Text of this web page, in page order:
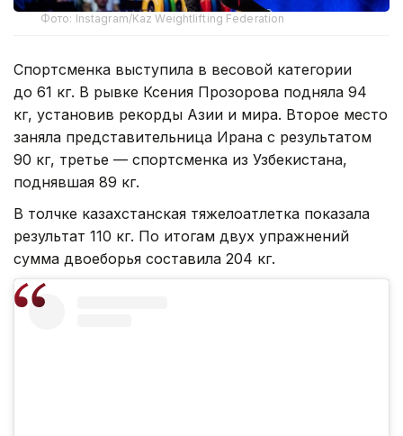
Фото: Instagram/Kaz Weightlifting Federation
Спортсменка выступила в весовой категории
до 61 кг. В рывке Ксения Прозорова подняла 94
кг, установив рекорды Азии и мира. Второе место
заняла представительница Ирана с результатом
90 кг, третье — спортсменка из Узбекистана,
поднявшая 89 кг.
В толчке казахстанская тяжелоатлетка показала
результат 110 кг. По итогам двух упражнений
сумма двоеборья составила 204 кг.